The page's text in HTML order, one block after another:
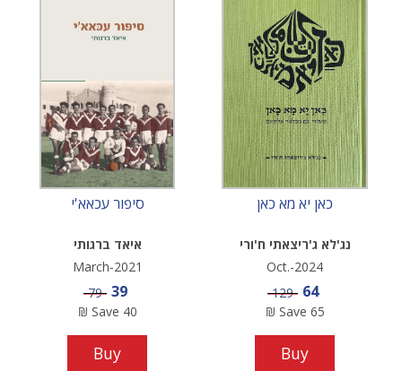
כאן יא מא כאן
נג'לא ג'ריצאתי ח'ורי
Oct.-2024
Sale price
64
Price
129
Save 65
₪
Buy
סיפור עכאא'י
איאד ברגותי
March-2021
Sale price
39
Price
79
Save 40
₪
Buy